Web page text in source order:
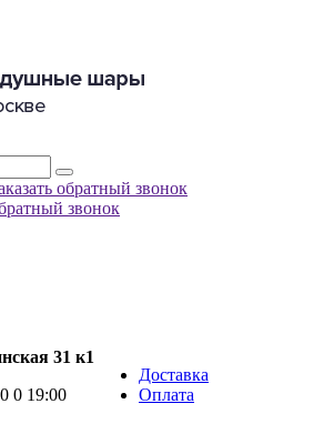
обратный звонок
звонок
31 к1
0 19:00
Доставка
Оплата